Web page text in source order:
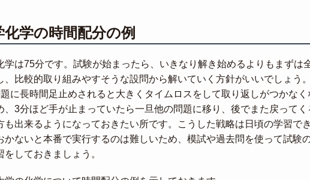
化学の時間配分の例
学は75分です。試験が始まったら、いきなり解き始めるよりもまずは
、比較的取り組みやすそうな設問から解いていく方針がいいでしょう
に長時間足止めされると大きくタイムロスをして取り返しがつかなく
、3分ほど手が止まっていたら一旦他の問題に移り、後でまた戻ってく
も出来るようになっておきたい所です。こうした戦略は日頃の学習で
かないと本番で実行するのは難しいため、模試や過去問を使って試験
をしておきましょう。